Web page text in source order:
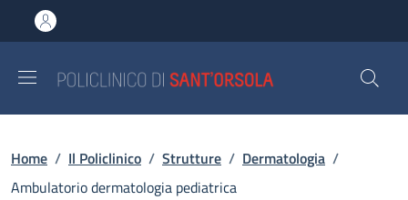
al contenuto principale
to footer content
Briciole di pane
Home / Il Policlinico / Strutture / Dermatologia /
Ambulatorio dermatologia pediatrica